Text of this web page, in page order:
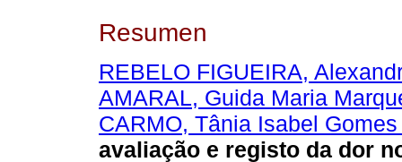
Resumen
REBELO FIGUEIRA,
AMARAL, Guida Maria
CARMO, Tânia Isabel
avaliação e registo da dor